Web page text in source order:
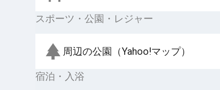
スポーツ・公園・レジャー
周辺の公園（Yahoo!マップ）
宿泊・入浴